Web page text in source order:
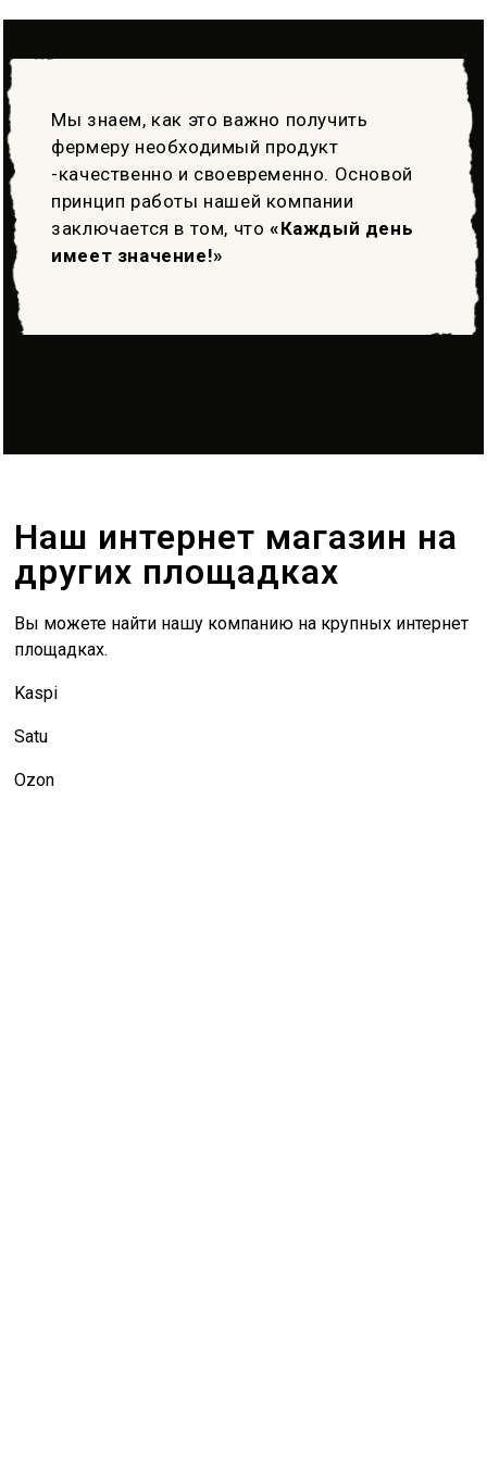
Мы знаем, как это важно получить
фермеру необходимый продукт
-качественно и своевременно. Основой
принцип работы нашей компании
заключается в том, что «Каждый день
имеет значение!»
Наш интернет магазин на
других площадках
Вы можете найти нашу компанию на крупных интернет
площадках.
Kaspi
Satu
Ozon